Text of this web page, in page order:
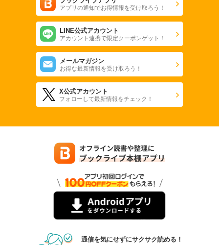
アプリの通知でお得情報を受け取ろう！
LINE公式アカウント
アカウント連携で限定クーポンゲット！
メールマガジン
お得な最新情報を受け取ろう！
X公式アカウント
フォローして最新情報をチェック！
通信を気にせずにサクサク読める！